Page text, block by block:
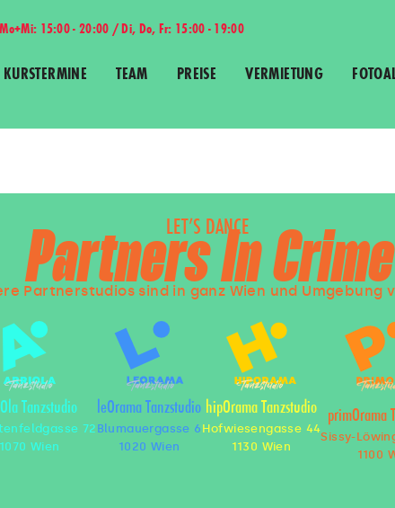
Mo+Mi: 15:00 - 20:00 / Di, Do, Fr: 15:00 - 19:00
KURSTERMINE TEAM PREISE VERMIETUNG
LET’S DANCE
Partners In Crime
Partnerstudios sind in ganz Wien und Umgebung
Tanzstudio
72
1070 Wien
leOrama Tanzstudio
Blumauergasse 6
1020 Wien
hipOrama Tanzstudio
Hofwiesengasse 44
1130 Wien
primOrama
Sissy-
1100